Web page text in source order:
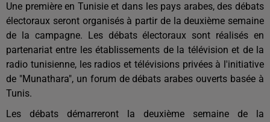
Une première en Tunisie et dans les pays arabes, des débats
électoraux seront organisés à partir de la deuxième semaine
de la campagne. Les débats électoraux sont réalisés en
partenariat entre les établissements de la télévision et de la
radio tunisienne, les radios et télévisions privées à l'initiative
de "Munathara", un forum de débats arabes ouverts basée à
Tunis.
Les débats démarreront la deuxième semaine de la